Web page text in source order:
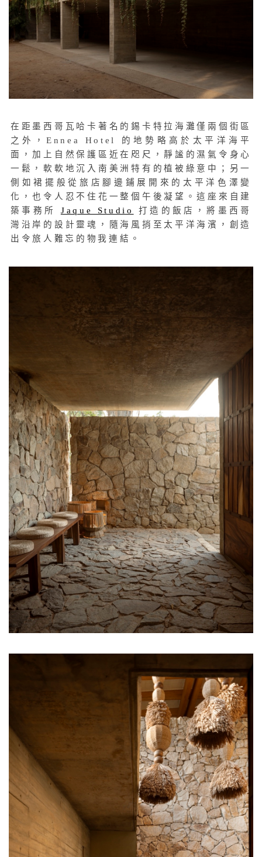
在距墨西哥瓦哈卡著名的錫卡特拉海灘僅兩個街區
之外，Ennea Hotel 的地勢略高於太平洋海平
面，加上自然保護區近在咫尺，靜謐的濕氣令身心
一鬆，軟軟地沉入南美洲特有的植被綠意中；另一
側如裙擺般從旅店腳邊鋪展開來的太平洋色澤變
化，也令人忍不住花一整個午後凝望。這座來自建
築事務所 Jaque Studio
打造的飯店，將墨西哥
灣沿岸的設計靈魂，隨海風捎至太平洋海濱，創造
出令旅人難忘的物我連結。